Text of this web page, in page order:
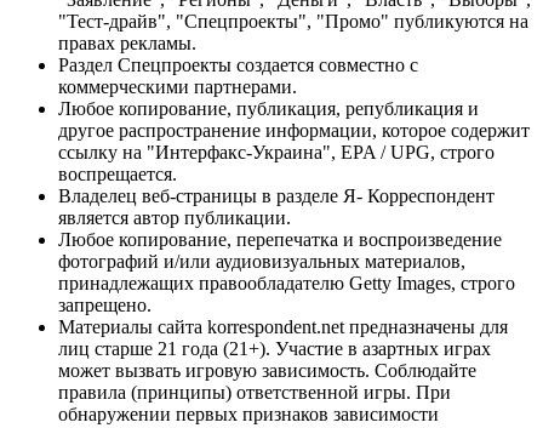
"Тест-драйв", "Спецпроекты", "Промо" публикуются на
правах рекламы.
Раздел Спецпроекты создается совместно с
коммерческими партнерами.
Любое копирование, публикация, републикация и
другое распространение информации, которое содержит
ссылку на "Интерфакс-Украина", EPA / UPG, строго
воспрещается.
Владелец веб-страницы в разделе Я- Корреспондент
является автор публикации.
Любое копирование, перепечатка и воспроизведение
фотографий и/или аудиовизуальных материалов,
принадлежащих правообладателю Getty Images, строго
запрещено.
Материалы сайта korrespondent.net предназначены для
лиц старше 21 года (21+). Участие в азартных играх
может вызвать игровую зависимость. Соблюдайте
правила (принципы) ответственной игры. При
обнаружении первых признаков зависимости